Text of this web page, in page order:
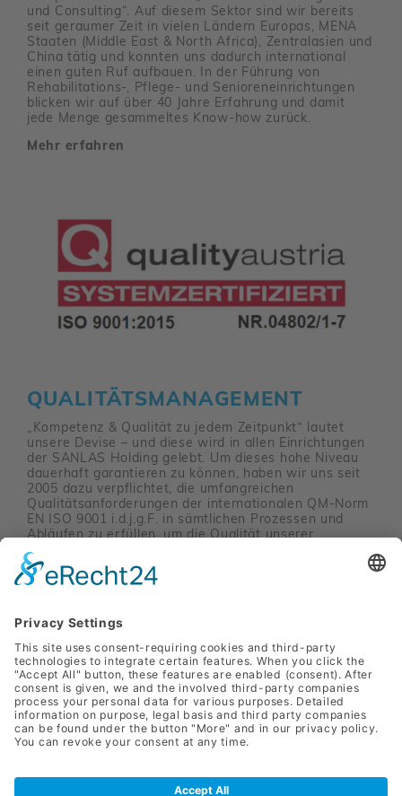
und Consulting“. Auf diesem Sektor sind wir bereits
seit geraumer Zeit in vielen Ländern Europas, MENA
Staaten (Middle East & North Africa), Zentralasien und
China tätig und konnten uns dadurch international
einen guten Ruf aufbauen. In der Führung von
Rehabilitations-, Pflege- und Senioreneinrichtungen
blicken wir auf über 40 Jahre Erfahrung und damit
jede Menge gesammeltes Know-how zurück.
Mehr erfahren
QUALITÄTSMANAGEMENT
„Kompetenz & Qualität zu jedem Zeitpunkt“ lautet
unsere Devise – und diese wird in allen Einrichtungen
der SANLAS Holding gelebt. Um dieses hohe Niveau
dauerhaft garantieren zu können, haben wir uns seit
2005 dazu verpflichtet, die umfangreichen
Qualitätsanforderungen der internationalen QM-Norm
EN ISO 9001 i.d.j.g.F. in sämtlichen Prozessen und
Abläufen zu erfüllen, um die Qualität unserer
Dienstleistungen stetig zu verifizieren und zu
optimieren.
SANLAS Holding
Parkstraße 11
8010 Graz
+43 (0) 3133 / 2274 - 9110
office@sanlas.at
Press